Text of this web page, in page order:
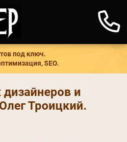
под ключ.
SEO.
и
Троицкий.